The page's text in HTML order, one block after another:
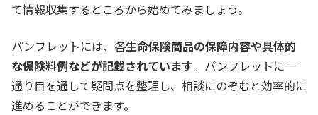
て情報収集するところから始めてみましょう。
パンフレットには、各生命保険商品の保障内容や具体的
な保険料例などが記載されています。パンフレットに一
通り目を通して疑問点を整理し、相談にのぞむと効率的に
進めることができます。